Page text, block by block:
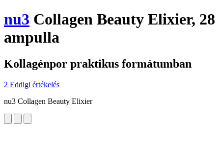
nu3 Collagen Beauty Elixier, 28
ampulla
Kollagénpor praktikus formátumban
2 Eddigi értékelés
nu3 Collagen Beauty Elixier